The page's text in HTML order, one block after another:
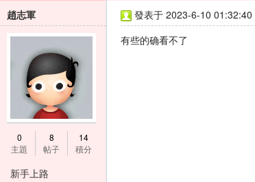
趙志軍
0
主題
8
帖子
14
積分
新手上路
發表于 2023-6-10 01:32:40
有些的确看不了